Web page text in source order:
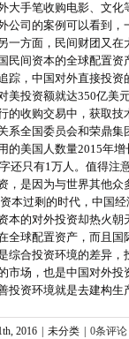
大手笔收购电影、文化
公司的案例可以看到，
一方面，民间财团又在
民间资本的全球配置资
踪，中国对外直接投资
美投资额就达350亿美
的收购交易中，获取技
系全国委员会和荣鼎集
的美国人数量2015年
还只有1万人。值得注
，是因为与世界其他众
本过剩的时代，中国
本的对外投资却热火朝
全球配置资产，而且国
综合投资环境的差异，
市场，也是中国对外投
投资环境就是去建构生
2016 未分类
0条评论